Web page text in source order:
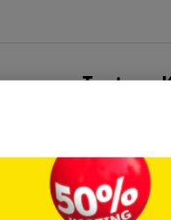
Tout sur
Formule
Coordonnées